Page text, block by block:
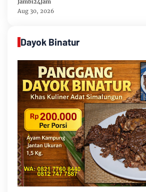
Keberadaan Geng Motor
Jambi24Jam
Aug 30, 2026
Dayok Binatur